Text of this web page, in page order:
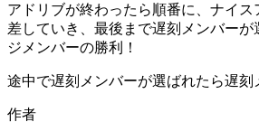
アドリブが終わったら順番に、ナイ
差していき、最後まで遅刻メンバー
ジメンバーの勝利！
途中で遅刻メンバーが選ばれたら遅刻
作者